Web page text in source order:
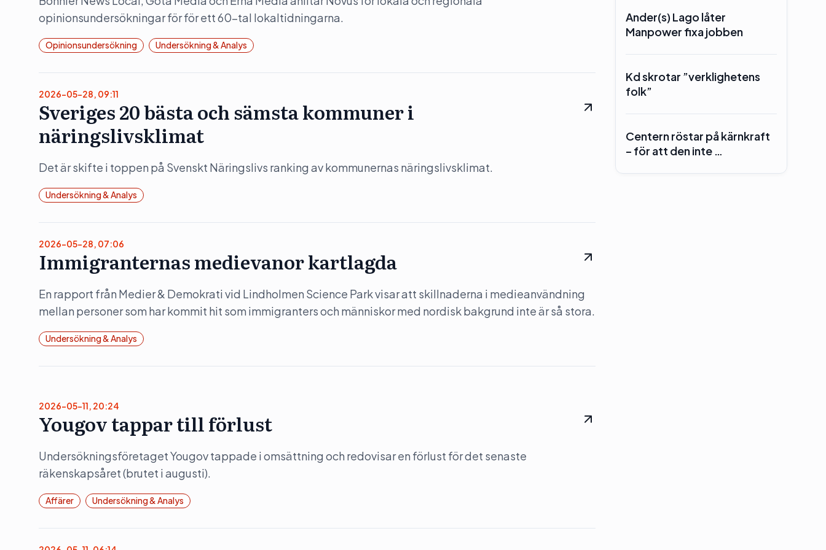
opinionsundersökningar för för ett 60-tal lokaltidningarna.
Opinionsundersökning Undersökning & Analys
2026-05-28, 09:11
Sveriges 20 bästa och sämsta kommuner i
näringslivsklimat
Det är skifte i toppen på Svenskt Näringslivs ranking av kommunernas näringslivsklimat.
Undersökning & Analys
2026-05-28, 07:06
Immigranternas medievanor kartlagda
En rapport från Medier & Demokrati vid Lindholmen Science Park visar att skillnaderna i medieanvändning
mellan personer som har kommit hit som immigranters och människor med nordisk bakgrund inte är så stora.
Undersökning & Analys
2026-05-11, 20:24
Yougov tappar till förlust
Undersökningsföretaget Yougov tappade i omsättning och redovisar en förlust för det senaste
räkenskapsåret (brutet i augusti).
Affärer Undersökning & Analys
Ander(s) Lago låter
Manpower fixa jobben
Kd skrotar ”verklighetens
folk”
Centern röstar på kärnkraft
– för att den inte …